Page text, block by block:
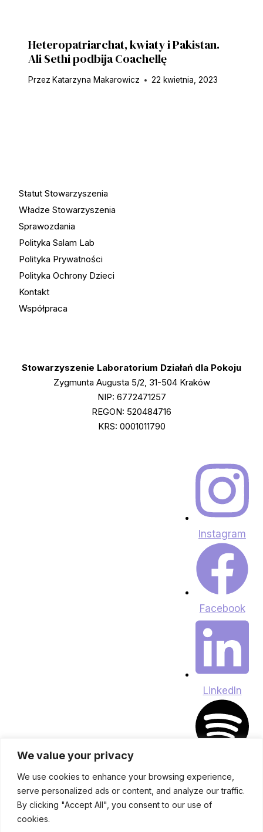
We value your privacy
We use cookies to enhance your browsing experience,
serve personalized ads or content, and analyze our traffic.
By clicking "Accept All", you consent to our use of
cookies.
Heteropatriarchat, kwiaty i Pakistan.
Ali Sethi podbija Coachellę
Przez Katarzyna Makarowicz 22 kwietnia, 2023
Statut Stowarzyszenia
Władze Stowarzyszenia
Sprawozdania
Polityka Salam Lab
Polityka Prywatności
Polityka Ochrony Dzieci
Kontakt
Współpraca
Stowarzyszenie Laboratorium Działań dla Pokoju
Zygmunta Augusta 5/2, 31-504 Kraków
NIP: 6772471257
REGON: 520484716
KRS: 0001011790
Instagram
Facebook
LinkedIn